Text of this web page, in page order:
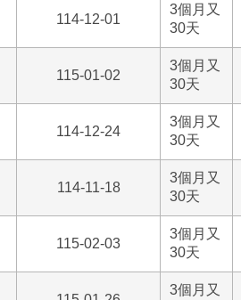
114-12-01
3個月又
30天
115-01-02
3個月又
30天
114-12-24
3個月又
30天
114-11-18
3個月又
30天
115-02-03
3個月又
30天
3個月又